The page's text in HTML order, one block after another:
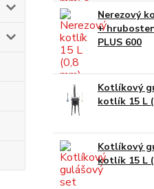
Nerezový
+
PLUS 600
Kotlíkový
kotlík 15 L
Kotlíkový
kotlík 15 L